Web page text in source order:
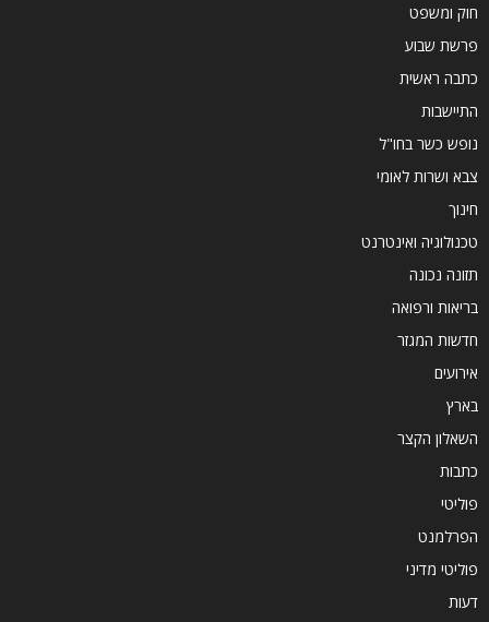
חוק ומשפט
פרשת שבוע
כתבה ראשית
התיישבות
נופש כשר בחו"ל
צבא ושרות לאומי
חינוך
טכנולוגיה ואינטרנט
תזונה נכונה
בריאות ורפואה
חדשות המגזר
אירועים
בארץ
השאלון הקצר
כתבות
פוליטי
הפרלמנט
פוליטי מדיני
דעות